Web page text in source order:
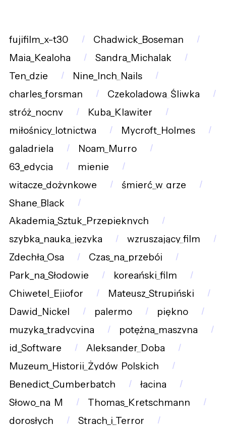
fujifilm_x-t30
Chadwick_Boseman
Maia_Kealoha
Sandra_Michalak
Ten_dzie
Nine_Inch_Nails
charles_forsman
Czekoladowa_Śliwka
stróż_nocny
Kuba_Klawiter
miłośnicy_lotnictwa
Mycroft_Holmes
galadriela
Noam_Murro
63_edycja
mienie
witacze_dożynkowe
śmierć_w_grze
Shane_Black
Akademia_Sztuk_Przepięknych
szybka_nauka_języka
wzruszający_film
Zdechła_Osa
Czas_na_przebój
Park_na_Słodowie
koreański_film
Chiwetel_Ejiofor
Mateusz_Strupiński
Dawid_Nickel
palermo
piękno
muzyka_tradycyjna
potężna_maszyna
id_Software
Aleksander_Doba
Muzeum_Historii_Żydów_Polskich
Benedict_Cumberbatch
łacina
Słowo_na_M
Thomas_Kretschmann
dorosłych
Strach_i_Terror